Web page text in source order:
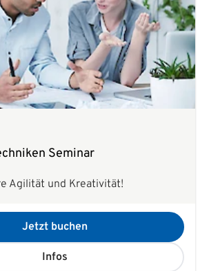
Seminar
Agilität und Kreativität!
Jetzt buchen
Infos